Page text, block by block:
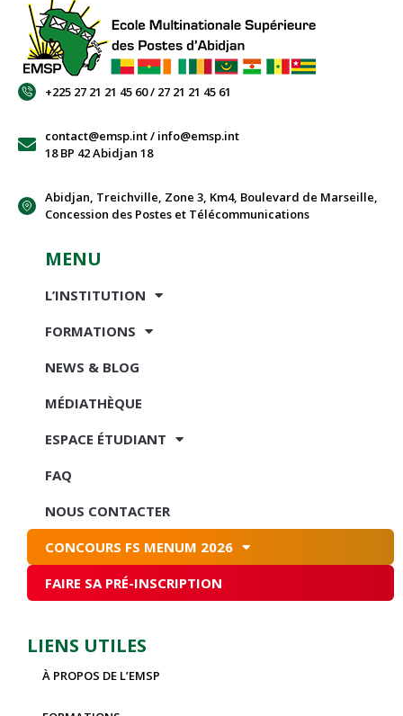
+225 27 21 21 45 60 / 27 21 21 45 61
contact@emsp.int / info@emsp.int
18 BP 42 Abidjan 18
Abidjan, Treichville, Zone 3, Km4, Boulevard de Marseille,
Concession des Postes et Télécommunications
MENU
L’INSTITUTION
FORMATIONS
NEWS & BLOG
MÉDIATHÈQUE
ESPACE ÉTUDIANT
FAQ
NOUS CONTACTER
CONCOURS FS MENUM 2026
FAIRE SA PRÉ-INSCRIPTION
LIENS UTILES
À PROPOS DE L’EMSP